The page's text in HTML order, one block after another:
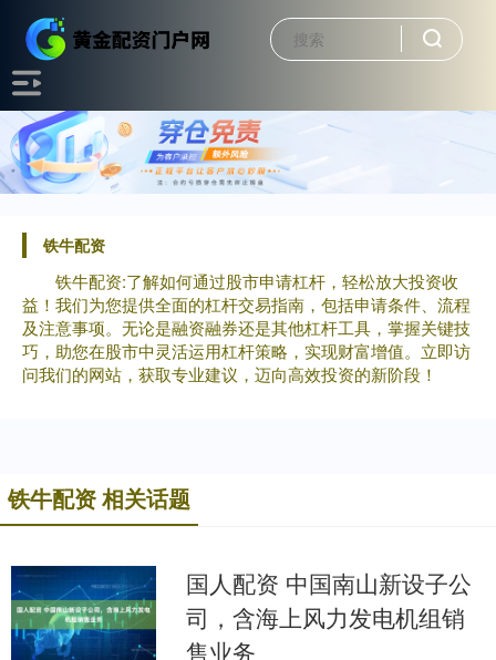
铁牛配资
铁牛配资:了解如何通过股市申请杠杆，轻松放大投资收
益！我们为您提供全面的杠杆交易指南，包括申请条件、流程
及注意事项。无论是融资融券还是其他杠杆工具，掌握关键技
巧，助您在股市中灵活运用杠杆策略，实现财富增值。立即访
问我们的网站，获取专业建议，迈向高效投资的新阶段！
铁牛配资 相关话题
国人配资 中国南山新设子公
司，含海上风力发电机组销
售业务